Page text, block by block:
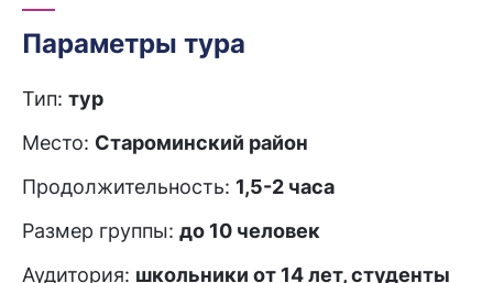
Параметры тура
Тип: тур
Место: Староминский район
Продолжительность: 1,5-2 часа
Размер группы: до 10 человек
Аудитория: школьники от 14 лет, студенты